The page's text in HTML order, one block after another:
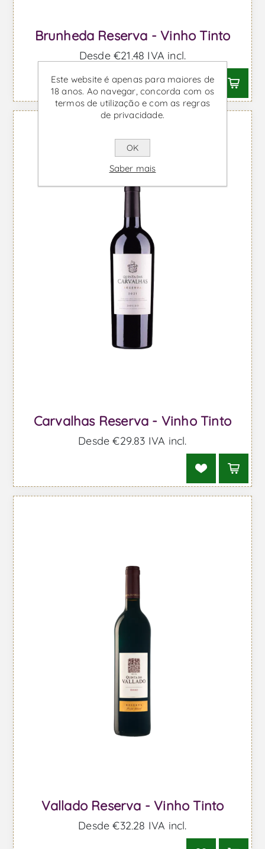
Brunheda Reserva - Vinho Tinto
Desde €21,48 IVA incl.
Carvalhas Reserva - Vinho Tinto
Desde €29,83 IVA incl.
Vallado Reserva - Vinho Tinto
Desde €32,28 IVA incl.
Este website é apenas para maiores de
18 anos. Ao navegar, concorda com os
termos de utilização e com as regras
de privacidade.
OK
Saber mais